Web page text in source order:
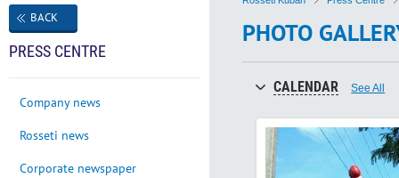
PHOTO
CALENDAR See All
BACK
PRESS CENTRE
Company news
Rosseti news
Corporate newspaper